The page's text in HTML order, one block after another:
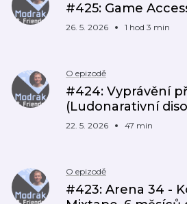
#425: Game
26. 5. 2026 1 hod 3 min
O epizodě
#424: Vyprávění
(Ludonarativní
22. 5. 2026 47 min
O epizodě
#423: Arena 34 -